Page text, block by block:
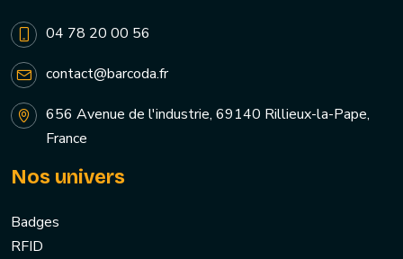
04 78 20 00 56
contact@barcoda.fr
656 Avenue de l'industrie, 69140 Rillieux-la-Pape,
France
Nos univers
Badges
RFID